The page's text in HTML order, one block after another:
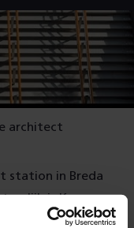
architect
station in Breda
is Koen van
wordt de